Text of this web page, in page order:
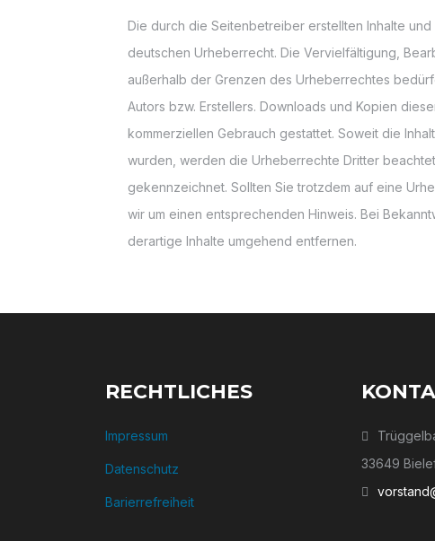
Die durch die Seitenbetreiber erstellten Inhalte
deutschen Urheberrecht. Die Vervielfältigung,
außerhalb der Grenzen des Urheberrechtes
Autors bzw. Erstellers. Downloads und Kopien
kommerziellen Gebrauch gestattet. Soweit die
wurden, werden die Urheberrechte Dritter
gekennzeichnet. Sollten Sie trotzdem auf eine
wir um einen entsprechenden Hinweis. Bei
derartige Inhalte umgehend entfernen.
RECHTLICHES
Impressum
Datenschutz
Barierrefreiheit
33649